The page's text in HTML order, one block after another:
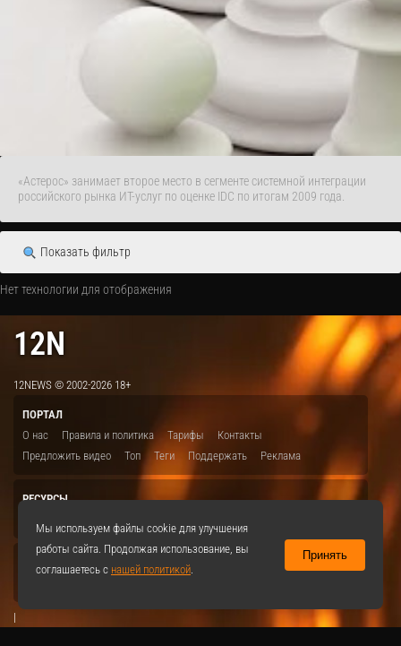
«Астерос» занимает второе место в сегменте системной интеграции
российского рынка ИТ-услуг по оценке IDC по итогам 2009 года.
Показать фильтр
Нет технологии для отображения
12N
12NEWS © 2002-2026 18+
ПОРТАЛ
О нас
Правила и политика Тарифы
Контакты
Предложить видео
Топ Теги Поддержать Реклама
РЕСУРСЫ
|
Мы используем файлы cookie для улучшения
работы сайта. Продолжая использование, вы
соглашаетесь с нашей политикой.
Принять